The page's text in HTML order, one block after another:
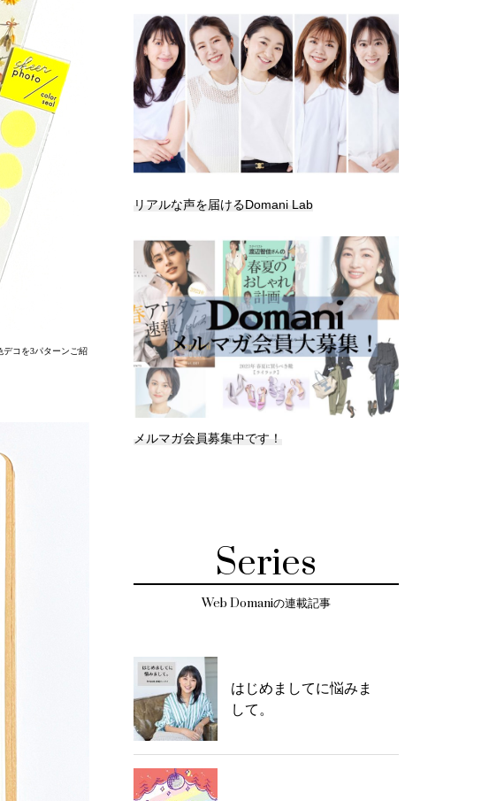
コを3パターンご紹
リアルな声を届けるDomani Lab
メルマガ会員募集中です！
Series
Web Domaniの連載記事
はじめましてに悩みま
して。